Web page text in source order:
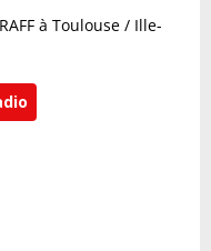
à Toulouse / Ille-